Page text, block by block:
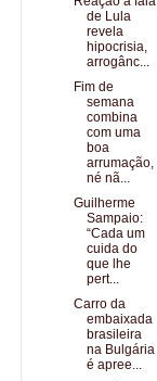
de Lula
revela
hipocrisia,
arrogânc...
Fim de
semana
combina
com uma
boa
arrumação,
né nã...
Guilherme
Sampaio:
“Cada um
cuida do
que lhe
pert...
Carro da
embaixada
brasileira
na Bulgária
é apree...